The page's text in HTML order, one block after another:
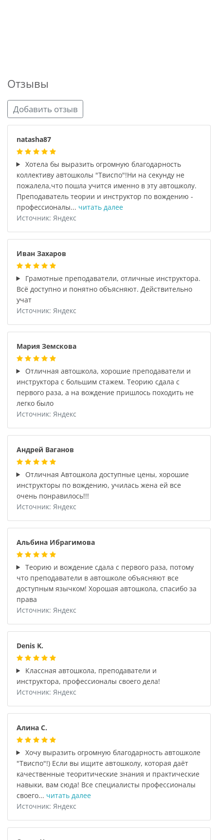
Отзывы
Добавить отзыв
natasha87
Хотела бы выразить огромную благодарность
коллективу автошколы "Твиспо"!Ни на секунду не
пожалела,что пошла учится именно в эту автошколу.
Преподаватель теории и инструктор по вождению -
профессионалы... читать далее
Источник: Яндекс
Иван Захаров
Грамотные преподаватели, отличные инструктора.
Всё доступно и понятно объясняют. Действительно
учат
Источник: Яндекс
Мария Земскова
Отличная автошкола, хорошие преподаватели и
инструктора с большим стажем. Теорию сдала с
первого раза, а на вождение пришлось походить не
легко было
Источник: Яндекс
Андрей Ваганов
Отличная Автошкола доступные цены, хорошие
инструкторы по вождению, училась жена ей все
очень понравилось!!!
Источник: Яндекс
Альбина Ибрагимова
Теорию и вождение сдала с первого раза, потому
что преподаватели в автошколе объясняют все
доступным язычком! Хорошая автошкола, спасибо за
права
Источник: Яндекс
Denis K.
Классная автошкола, преподаватели и
инструктора, профессионалы своего дела!
Источник: Яндекс
Алина С.
Хочу выразить огромную благодарность автошколе
"Твиспо"!) Если вы ищите автошколу, которая даёт
качественные теоритические знания и практические
навыки, вам сюда! Все специалисты профессионалы
своего... читать далее
Источник: Яндекс